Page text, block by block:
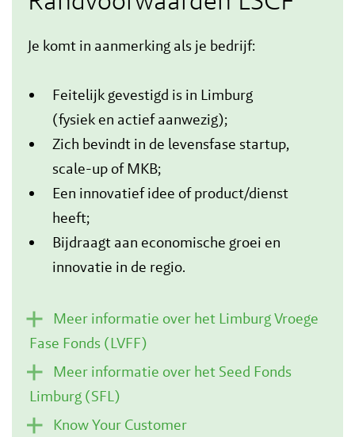
Je komt in aanmerking als je bedrijf:
Feitelijk gevestigd is in Limburg
(fysiek en actief aanwezig);
Zich bevindt in de levensfase startup,
scale-up of MKB;
Een innovatief idee of product/dienst
heeft;
Bijdraagt aan economische groei en
innovatie in de regio.
Meer informatie over het Limburg Vroege
Fase Fonds (LVFF)
Meer informatie over het Seed Fonds
Limburg (SFL)
Know Your Customer